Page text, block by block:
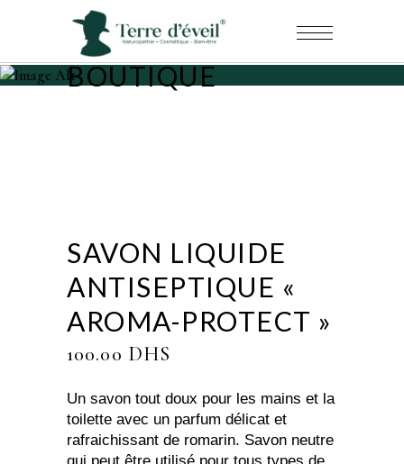
BOUTIQUE
SAVON LIQUIDE
ANTISEPTIQUE «
AROMA-PROTECT »
100.00 DHS
Un savon tout doux pour les mains et la
toilette avec un parfum délicat et
rafraichissant de romarin. Savon neutre